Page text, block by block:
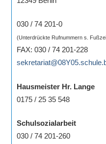
Exkursion
oder
Reise
Schülerinnen
und
sind
dabei!
030 / 74 201-0
(Unterdrückte Rufnummern s.
FAX: 030 / 74 201-228
Hausmeister Hr. Lange
0175 / 25 35 548
Schulsozialarbeit
030 / 74 201-260